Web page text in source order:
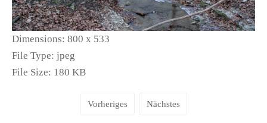
Dimensions: 800 x 533
File Type: jpeg
File Size: 180 KB
Vorheriges Nächstes